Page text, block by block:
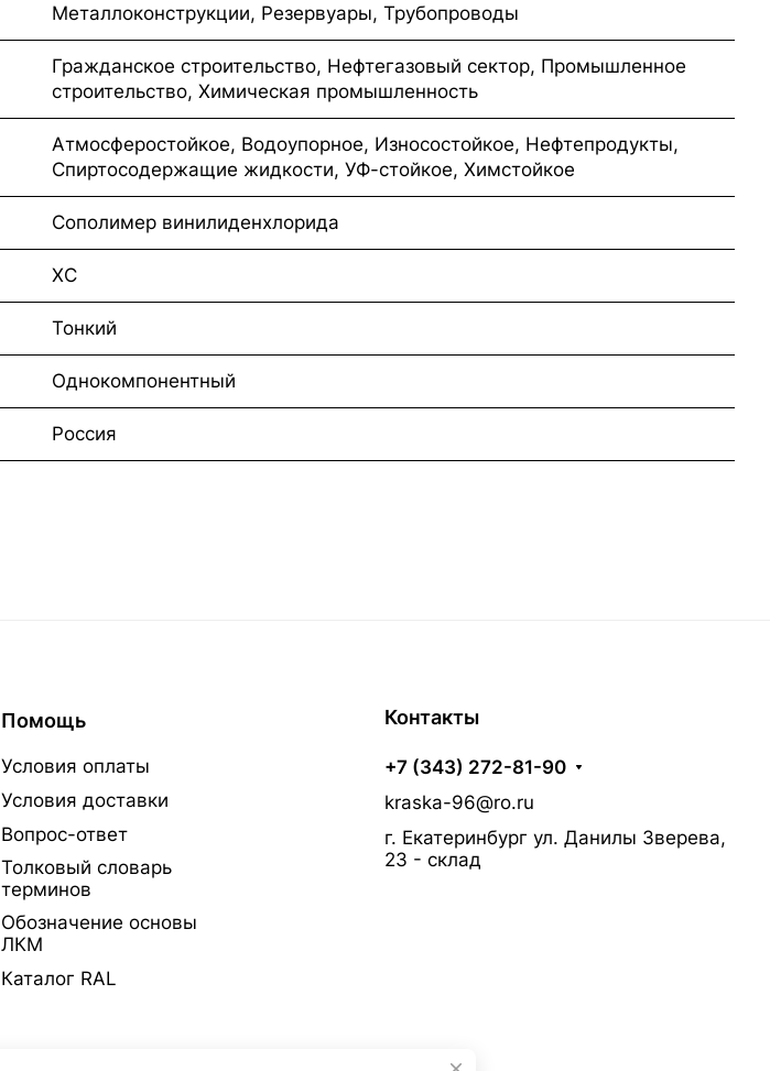
Металлоконструкции, Резервуары, Трубопроводы
Гражданское строительство, Нефтегазовый сектор, Промышленное
строительство, Химическая промышленность
Атмосферостойкое, Водоупорное, Износостойкое, Нефтепродукты,
Спиртосодержащие жидкости, УФ-стойкое, Химстойкое
Сополимер винилиденхлорида
ХС
Тонкий
Однокомпонентный
Россия
Помощь
Условия оплаты
Условия доставки
Вопрос-ответ
Толковый словарь
терминов
Обозначение основы
ЛКМ
Каталог RAL
Контакты
+7 (343) 272-81-90
kraska-96@ro.ru
г. Екатеринбург ул. Данилы Зверева,
23 - склад